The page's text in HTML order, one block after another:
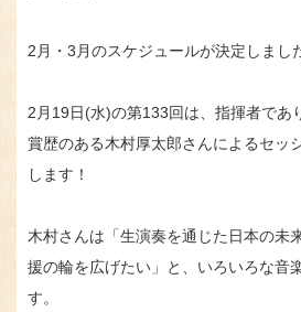
2月・3月のスケジュールが決定しまし
2月19日(水)の第133回は、指揮者であ
賞歴のある木村厚太郎さんによるセッ
します！
木村さんは「生演奏を通じた日本の未
援の輪を広げたい」と、いろいろな音
す。